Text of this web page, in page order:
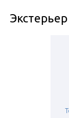
Экстерьер